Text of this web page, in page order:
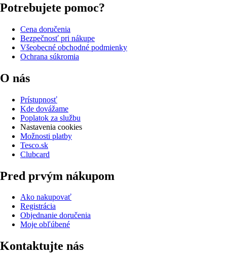
Potrebujete pomoc?
Cena doručenia
Bezpečnosť pri nákupe
Všeobecné obchodné podmienky
Ochrana súkromia
O nás
Prístupnosť
Kde dovážame
Poplatok za službu
Nastavenia cookies
Možnosti platby
Tesco.sk
Clubcard
Pred prvým nákupom
Ako nakupovať
Registrácia
Objednanie doručenia
Moje obľúbené
Kontaktujte nás